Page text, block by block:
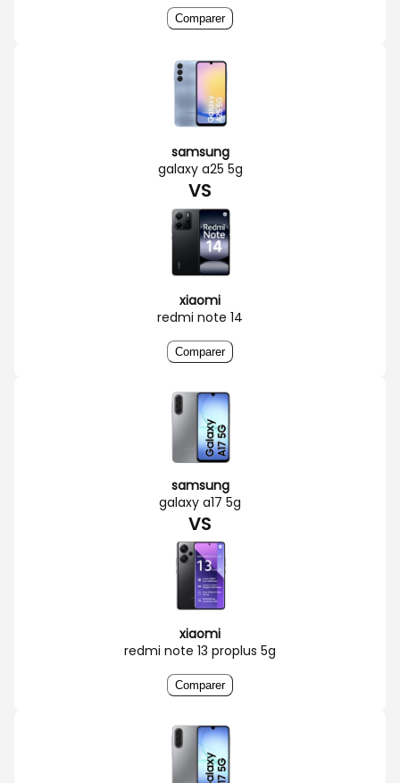
Comparer
samsung
galaxy a25 5g
VS
xiaomi
redmi note 14
Comparer
samsung
galaxy a17 5g
VS
xiaomi
redmi note 13 proplus 5g
Comparer